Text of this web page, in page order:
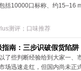
括10000口标称、约15–16
测评；口味推荐
南：三步识破假货陷阱
了些判断经验给到大家一
场迅速走红，但国内尚未